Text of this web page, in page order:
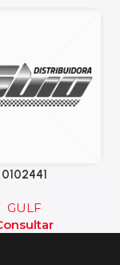
0102441
GULF